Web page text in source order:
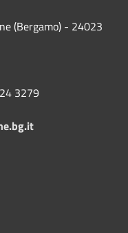
(Bergamo) - 24023
3279